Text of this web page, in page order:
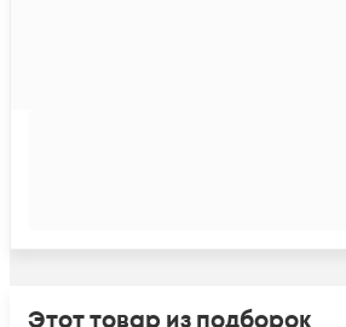
Этот товар из подборок